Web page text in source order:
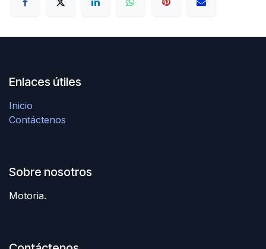
Enlaces útiles
Inicio
Contáctenos
Sobre nosotros
Motoria.